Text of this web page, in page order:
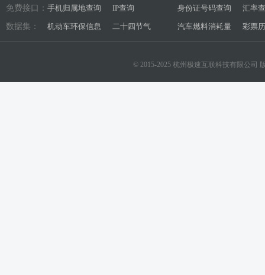
免费接口： 手机归属地查询 IP查询 身份证号码查询 汇率
数据集： 机动车环保信息 二十四节气 汽车燃料消耗量 彩票
© 2015-2025 杭州极速互联科技有限公司